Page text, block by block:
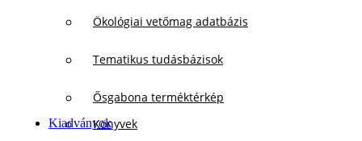
Ökológiai vetőmag adatbázis
Tematikus tudásbázisok
Ősgabona terméktérkép
KiadványokKönyvek